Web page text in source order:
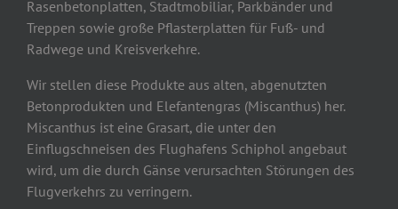
Rasenbetonplatten, Stadtmobiliar, Parkbänder und
Treppen sowie große Pflasterplatten für Fuß- und
Radwege und Kreisverkehre.
Wir stellen diese Produkte aus alten, abgenutzten
Betonprodukten und Elefantengras (Miscanthus) her.
Miscanthus ist eine Grasart, die unter den
Einflugschneisen des Flughafens Schiphol angebaut
wird, um die durch Gänse verursachten Störungen des
Flugverkehrs zu verringern.